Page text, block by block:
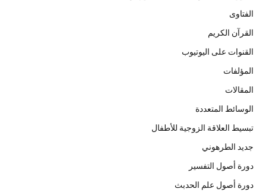
الفتاوى
القرآن الكريم
القنوات على اليوتيوب
المؤلفات
المقالات
الوسائط المتعددة
تبسيط العلاقة الزوجية للأطفال
جديد الطرهوني
دورة أصول التفسير
دورة أصول علم الحدبث